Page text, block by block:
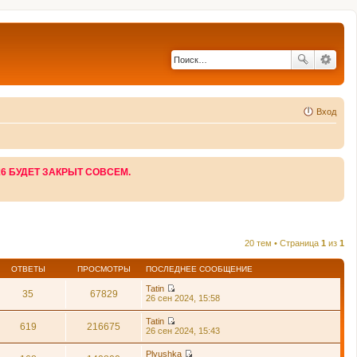
Вход
БУДЕТ ЗАКРЫТ СОВСЕМ.
20 тем • Страница 1 из 1
ОТВЕТЫ ПРОСМОТРЫ ПОСЛЕДНЕЕ СООБЩЕНИЕ
35 67829
Tatin
П
й
т
и
26 сен 2024, 15:58
619 216675
Tatin
П
26 сен 2024, 15:43
Plyushka